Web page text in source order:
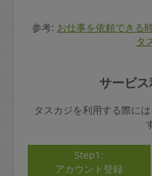
参考: お仕事を依頼できる
タ
サービ
タスカジを利用する際に
Step1:
アカウント登録